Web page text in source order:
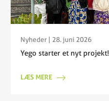
Nyheder | 28. juni 2026
Yego starter et nyt projekt!
LÆS MERE